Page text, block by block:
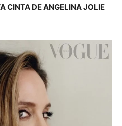
CINTA DE ANGELINA JOLIE